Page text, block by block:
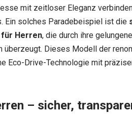
mit zeitloser Eleganz
Ein solches Paradebeispiel ist die
für Herren, die durch ihre
Dieses Modell der
Eco-Drive-Technologie mit
– sicher,